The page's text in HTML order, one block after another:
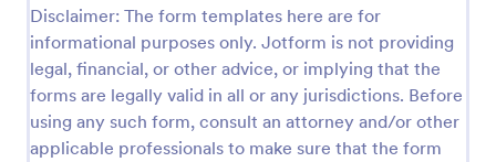
Disclaimer: The form templates here are for
informational purposes only. Jotform is not providing
legal, financial, or other advice, or implying that the
forms are legally valid in all or any jurisdictions. Before
using any such form, consult an attorney and/or other
applicable professionals to make sure that the form
Depersonalisation Test
Ein Depersonalisationstest ist ein Fragebogen, der
von Ärzten verwendet wird, um die
Depersonalisationssymptome eines Patienten zu